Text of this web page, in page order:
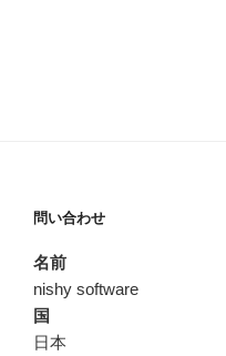
問い合わせ
名前
nishy software
国
日本